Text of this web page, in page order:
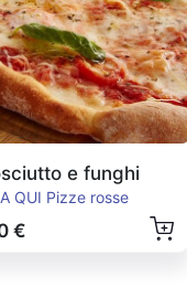
e funghi
QUI Pizze rosse
€